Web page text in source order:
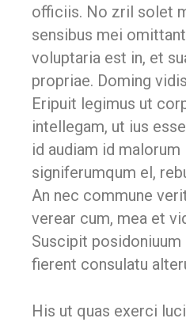
officiis. No zril solet
sensibus mei
voluptaria est in, et
propriae. Doming
Eripuit legimus ut
intellegam, ut ius
id audiam id
signiferumqum el,
An nec commune
verear cum, mea et
Suscipit posidoniuum
fierent consulatu
His ut quas exerci